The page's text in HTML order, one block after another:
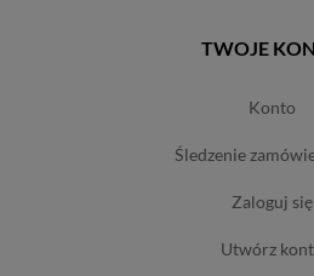
TWOJE
konto
śledzenie
zaloguj się
utwórz